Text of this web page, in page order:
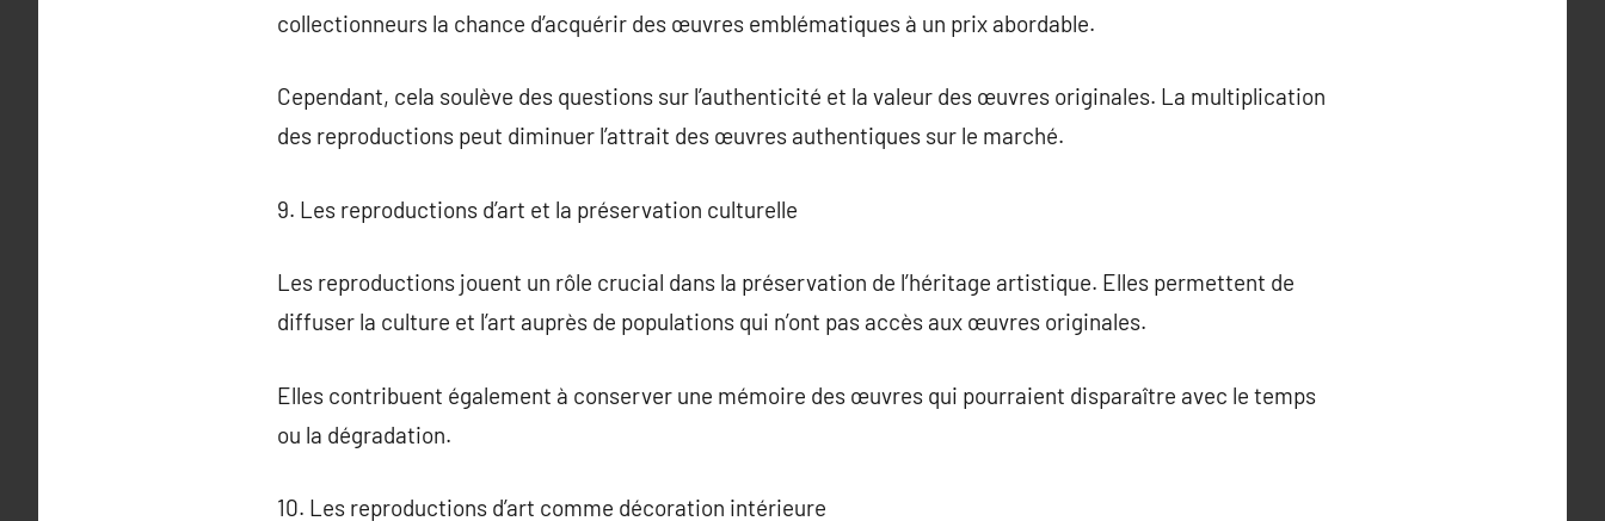
collectionneurs la chance d’acquérir des œuvres emblématiques à un prix abordable.
Cependant, cela soulève des questions sur l’authenticité et la valeur des œuvres originales. La multiplication
des reproductions peut diminuer l’attrait des œuvres authentiques sur le marché.
9. Les reproductions d’art et la préservation culturelle
Les reproductions jouent un rôle crucial dans la préservation de l’héritage artistique. Elles permettent de
diffuser la culture et l’art auprès de populations qui n’ont pas accès aux œuvres originales.
Elles contribuent également à conserver une mémoire des œuvres qui pourraient disparaître avec le temps
ou la dégradation.
10. Les reproductions d’art comme décoration intérieure